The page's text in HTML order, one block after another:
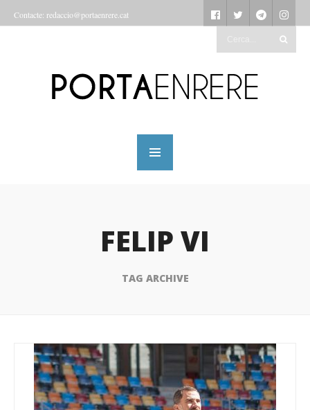
Contacte: redaccio@portaenrere.cat
FELIP VI
TAG ARCHIVE